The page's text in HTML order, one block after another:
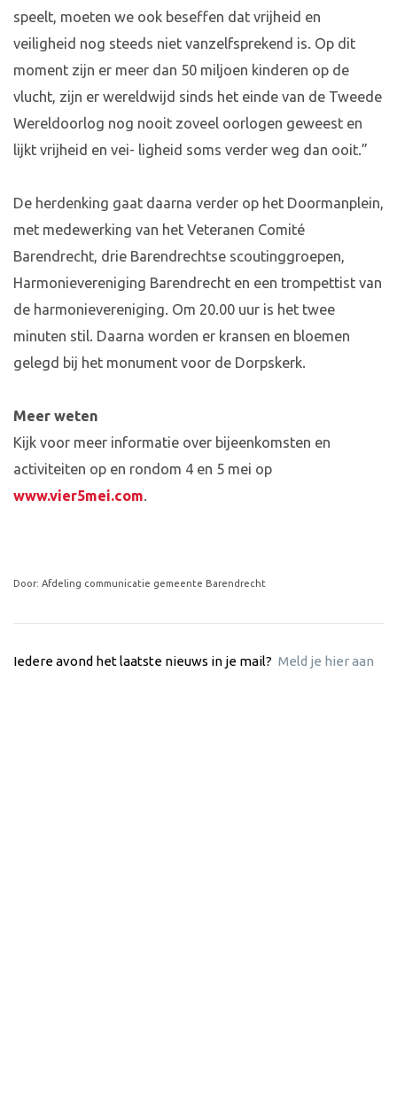
speelt, moeten we ook beseffen dat vrijheid en
veiligheid nog steeds niet vanzelfsprekend is. Op dit
moment zijn er meer dan 50 miljoen kinderen op de
vlucht, zijn er wereldwijd sinds het einde van de Tweede
Wereldoorlog nog nooit zoveel oorlogen geweest en
lijkt vrijheid en vei- ligheid soms verder weg dan ooit.”
De herdenking gaat daarna verder op het Doormanplein,
met medewerking van het Veteranen Comité
Barendrecht, drie Barendrechtse scoutinggroepen,
Harmonievereniging Barendrecht en een trompettist van
de harmonievereniging. Om 20.00 uur is het twee
minuten stil. Daarna worden er kransen en bloemen
gelegd bij het monument voor de Dorpskerk.
Meer weten
Kijk voor meer informatie over bijeenkomsten en
activiteiten op en rondom 4 en 5 mei op
www.vier5mei.com.
Door: Afdeling communicatie gemeente Barendrecht
Iedere avond het laatste nieuws in je mail? Meld je hier aan